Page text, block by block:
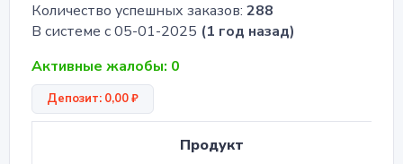
Количество успешных заказов: 288
В системе с 05-01-2025 (1 год назад)
Активные жалобы: 0
Депозит: 0,00 ₽
Продукт